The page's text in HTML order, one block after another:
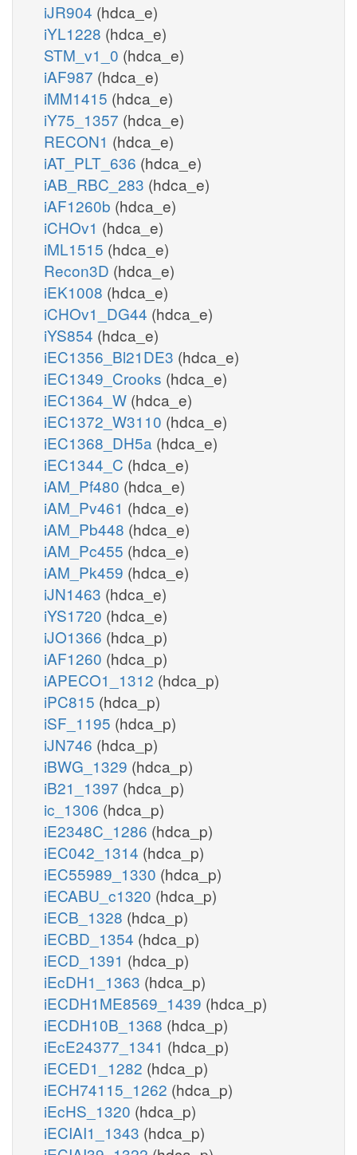
iJR904 (hdca_e)
iYL1228 (hdca_e)
STM_v1_0 (hdca_e)
iAF987 (hdca_e)
iMM1415 (hdca_e)
iY75_1357 (hdca_e)
RECON1 (hdca_e)
iAT_PLT_636 (hdca_e)
iAB_RBC_283 (hdca_e)
iAF1260b (hdca_e)
iCHOv1 (hdca_e)
iML1515 (hdca_e)
Recon3D (hdca_e)
iEK1008 (hdca_e)
iCHOv1_DG44 (hdca_e)
iYS854 (hdca_e)
iEC1356_Bl21DE3 (hdca_e)
iEC1349_Crooks (hdca_e)
iEC1364_W (hdca_e)
iEC1372_W3110 (hdca_e)
iEC1368_DH5a (hdca_e)
iEC1344_C (hdca_e)
iAM_Pf480 (hdca_e)
iAM_Pv461 (hdca_e)
iAM_Pb448 (hdca_e)
iAM_Pc455 (hdca_e)
iAM_Pk459 (hdca_e)
iJN1463 (hdca_e)
iYS1720 (hdca_e)
iJO1366 (hdca_p)
iAF1260 (hdca_p)
iAPECO1_1312 (hdca_p)
iPC815 (hdca_p)
iSF_1195 (hdca_p)
iJN746 (hdca_p)
iBWG_1329 (hdca_p)
iB21_1397 (hdca_p)
ic_1306 (hdca_p)
iE2348C_1286 (hdca_p)
iEC042_1314 (hdca_p)
iEC55989_1330 (hdca_p)
iECABU_c1320 (hdca_p)
iECB_1328 (hdca_p)
iECBD_1354 (hdca_p)
iECD_1391 (hdca_p)
iEcDH1_1363 (hdca_p)
iECDH1ME8569_1439 (hdca_p)
iECDH10B_1368 (hdca_p)
iEcE24377_1341 (hdca_p)
iECED1_1282 (hdca_p)
iECH74115_1262 (hdca_p)
iEcHS_1320 (hdca_p)
iECIAI1_1343 (hdca_p)